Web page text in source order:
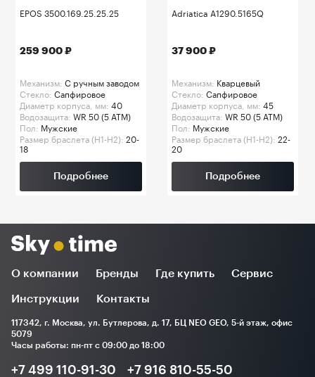
EPOS 3500.169.25.25.25
259 900 ₽
Механизм: C ручным заводом
Стекло: Сапфировое
Диаметр корпуса, мм: 40
Водозащита: WR 50 (5 ATM)
Пол: Мужские
Размер браслета (H1-H2): 20-
18
Подробнее
Adriatica A1290.5165Q
37 900 ₽
Механизм: Кварцевый
Стекло: Сапфировое
Диаметр корпуса, мм: 45
Водозащита: WR 50 (5 ATM)
Пол: Мужские
Размер браслета (H1-H2): 22-
20
Подробнее
О компании Бренды Где купить Сервис
Инструкции Контакты
117342, г. Москва, ул. Бутлерова, д. 17, БЦ NEO GEO, 5-й этаж, офис
5079
Часы работы: пн-пт с 09:00 до 18:00
+7 499 110-91-30 +7 916 810-55-50